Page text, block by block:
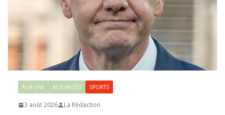
À LA UNE ACTUALITÉS SPORTS
3 août 2026 La Rédaction